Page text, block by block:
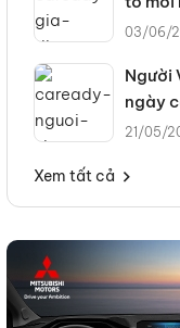
03/06/
Người
ngày
hay tất
21/05/
Xem tất cả